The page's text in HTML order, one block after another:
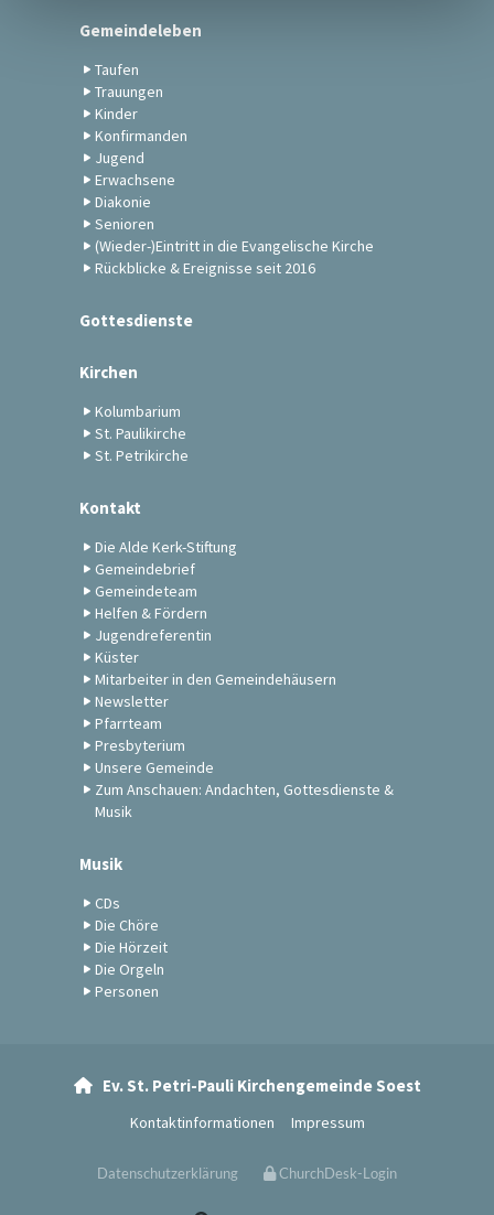
Gemeindeleben
Taufen
Trauungen
Kinder
Konfirmanden
Jugend
Erwachsene
Diakonie
Senioren
(Wieder-)Eintritt in die Evangelische Kirche
Rückblicke & Ereignisse seit 2016
Gottesdienste
Kirchen
Kolumbarium
St. Paulikirche
St. Petrikirche
Kontakt
Die Alde Kerk-Stiftung
Gemeindebrief
Gemeindeteam
Helfen & Fördern
Jugendreferentin
Küster
Mitarbeiter in den Gemeindehäusern
Newsletter
Pfarrteam
Presbyterium
Unsere Gemeinde
Zum Anschauen: Andachten, Gottesdienste &
Musik
Musik
CDs
Die Chöre
Die Hörzeit
Die Orgeln
Personen
Ev. St. Petri-Pauli Kirchengemeinde Soest
Kontaktinformationen Impressum
Datenschutzerklärung ChurchDesk-Login